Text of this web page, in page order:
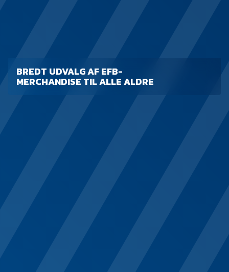
BREDT UDVALG AF EFB-
MERCHANDISE TIL ALLE ALDRE